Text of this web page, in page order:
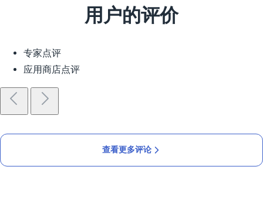
用户的评价
专家点评
应用商店点评
查看更多评论